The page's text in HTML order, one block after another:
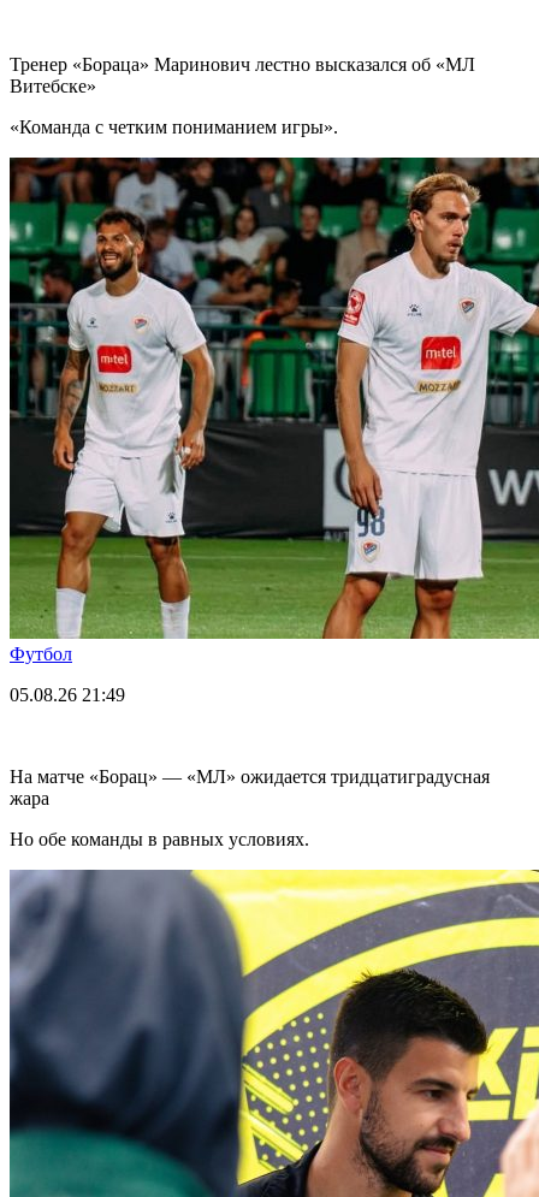
Тренер «Бораца» Маринович лестно высказался об «МЛ
Витебске»
«Команда с четким пониманием игры».
Футбол
05.08.26 21:49
На матче «Борац» — «МЛ» ожидается тридцатиградусная
жара
Но обе команды в равных условиях.